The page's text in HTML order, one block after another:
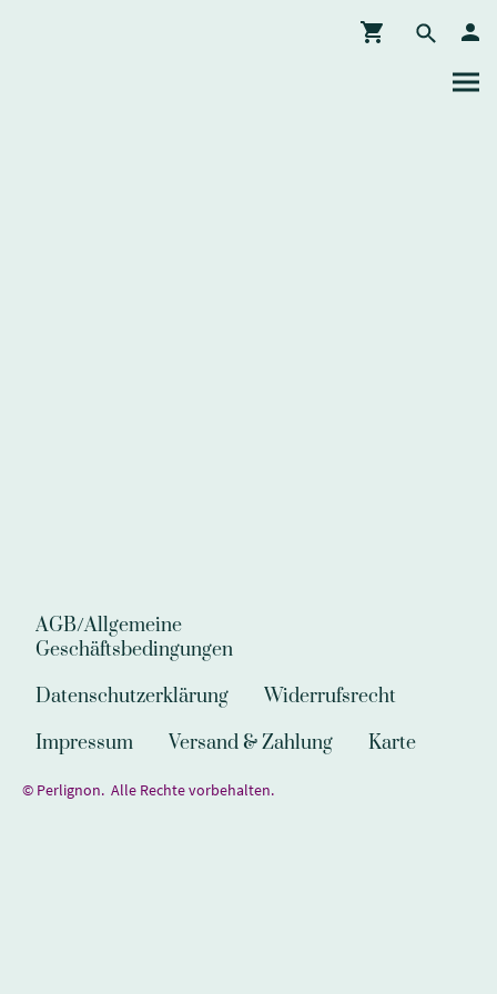
AGB/Allgemeine
Geschäftsbedingungen
Datenschutzerklärung
Widerrufsrecht
Impressum
Versand & Zahlung Karte
© Perlignon. Alle Rechte vorbehalten.